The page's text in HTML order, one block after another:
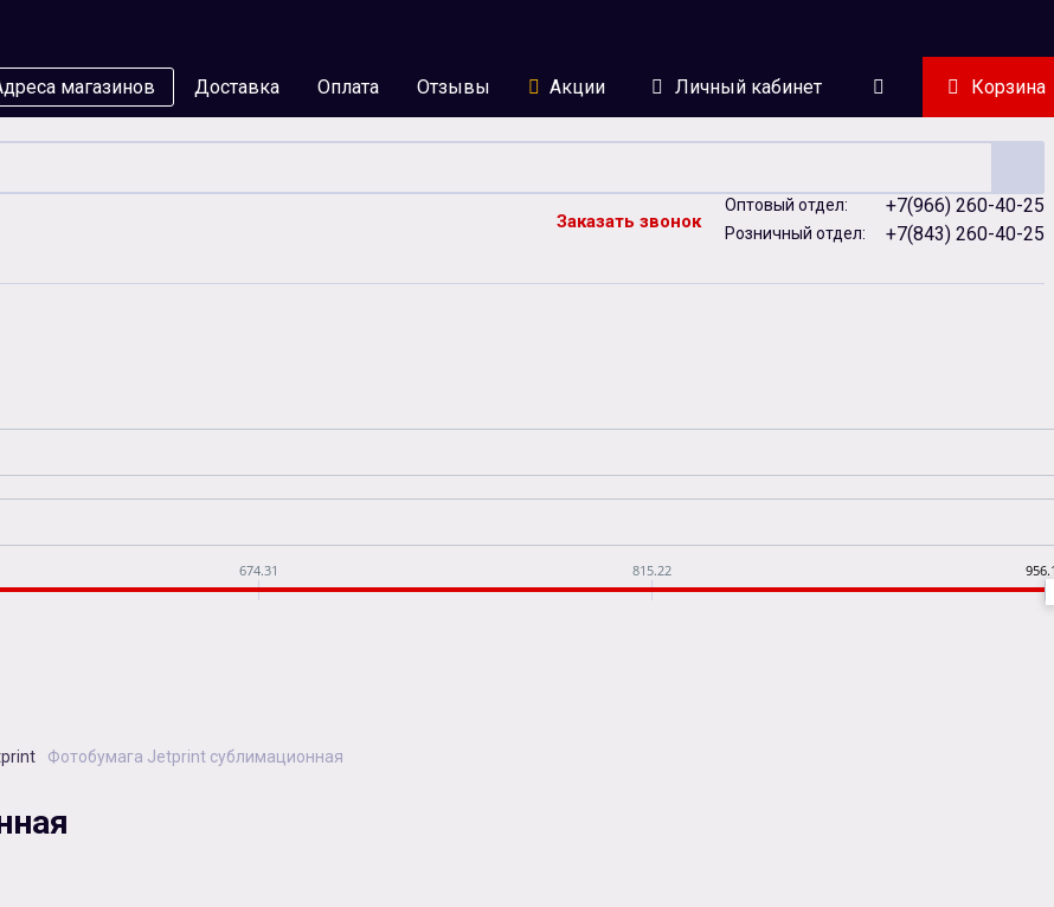
магазинов Доставка Оплата Отзывы Акции Личный кабинет Корзина
Заказать звонок
Оптовый отдел: +7(966) 260-40-25
Розничный отдел: +7(843) 260-40-25
674.31 815.22
Фотобумага Jetprint сублимационная